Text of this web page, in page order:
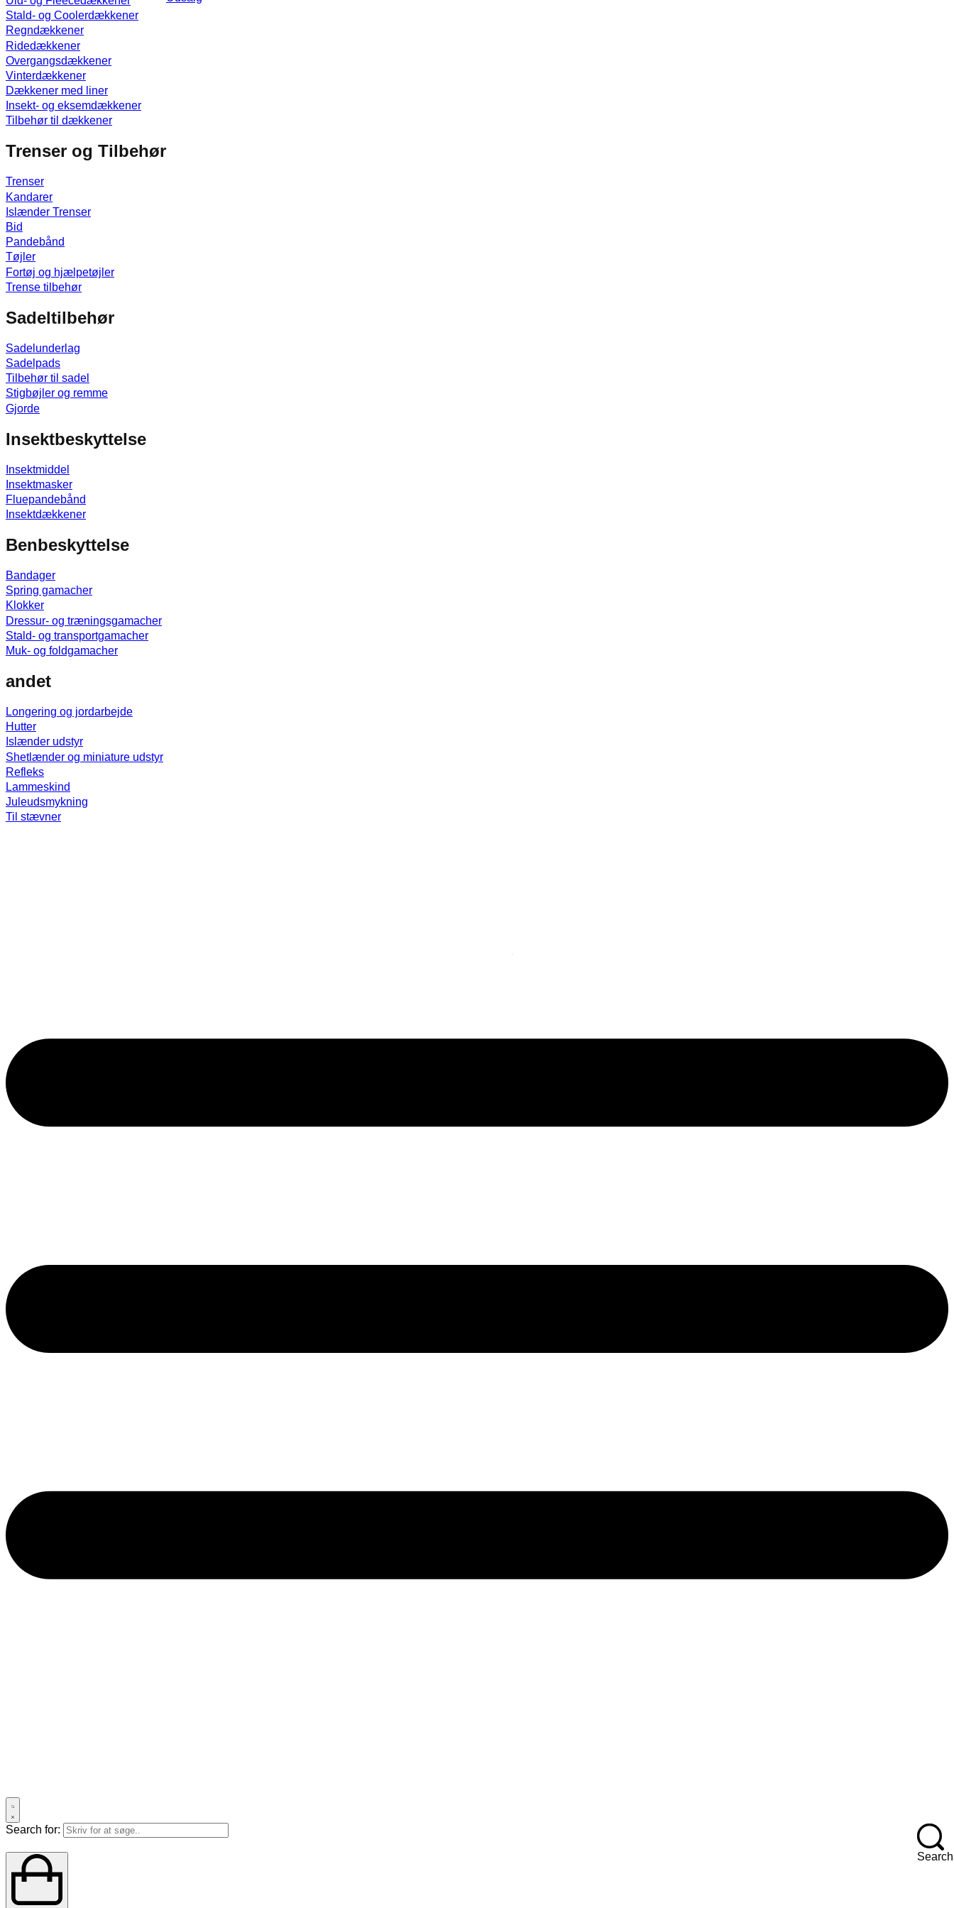
Stald- og Coolerdækkener
Regndækkener
Ridedækkener
Overgangsdækkener
Vinterdækkener
Dækkener med liner
Insekt- og eksemdækkener
Tilbehør til dækkener
Trenser og Tilbehør
Trenser
Kandarer
Islænder Trenser
Bid
Pandebånd
Tøjler
Fortøj og hjælpetøjler
Trense tilbehør
Sadeltilbehør
Sadelunderlag
Sadelpads
Tilbehør til sadel
Stigbøjler og remme
Gjorde
Insektbeskyttelse
Insektmiddel
Insektmasker
Fluepandebånd
Insektdækkener
Benbeskyttelse
Bandager
Spring gamacher
Klokker
Dressur- og træningsgamacher
Stald- og transportgamacher
Muk- og foldgamacher
andet
Longering og jordarbejde
Hutter
Islænder udstyr
Shetlænder og miniature udstyr
Refleks
Lammeskind
Juleudsmykning
Til stævner
Search for:
Search